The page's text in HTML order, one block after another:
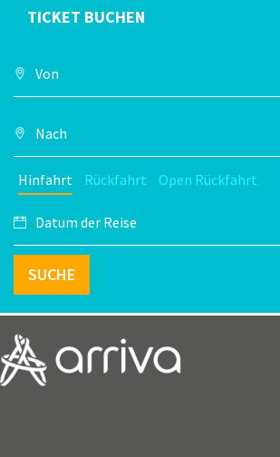
TICKET BUCHEN
Hinfahrt Rückfahrt Open Rückfahrt
SUCHE